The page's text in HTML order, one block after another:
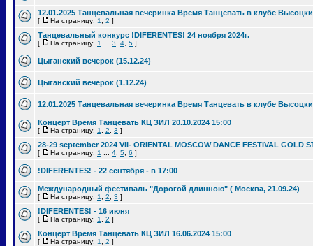
12.01.2025 Танцевальная вечеринка Время Танцевать в клубе
[ На страницу: 1 2 ]
Танцевальный конкурс !DIFERENTES! 24 ноября 2024г.
[ На страницу: 1 3 4 5 ]
Цыганский вечерок (15.12.24)
Цыганский вечерок (1.12.24)
12.01.2025 Танцевальная вечеринка Время Танцевать в клубе
Концерт Время Танцевать КЦ ЗИЛ 20.10.2024 15:00
[ На страницу: 1 2 3 ]
28-29 september 2024 VII- ORIENTAL MOSCOW DANCE FESTIVAL GOLD
[ На страницу: 1 4 5 6 ]
!DIFERENTES! - 22 сентября - в 17:00
Международный фестиваль "Дорогой длинною" ( Москва, 21.09.24)
[ На страницу: 1 2 3 ]
!DIFERENTES! - 16 июня
[ На страницу: 1 2 ]
Концерт Время Танцевать КЦ ЗИЛ 16.06.2024 15:00
[ На страницу: 1 2 ]